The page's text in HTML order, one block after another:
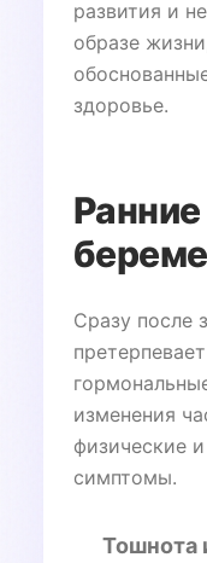
развития и
образе
здоровье.
Сразу после
изменения
физические
симптомы.
Тошнота